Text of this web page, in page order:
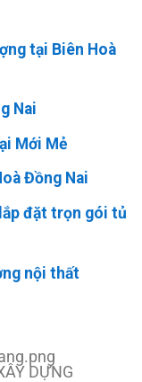
tại Biên Hoà
Nai
Mới Mẻ
Đồng Nai
đặt trọn gói tủ
nội thất
DỰNG